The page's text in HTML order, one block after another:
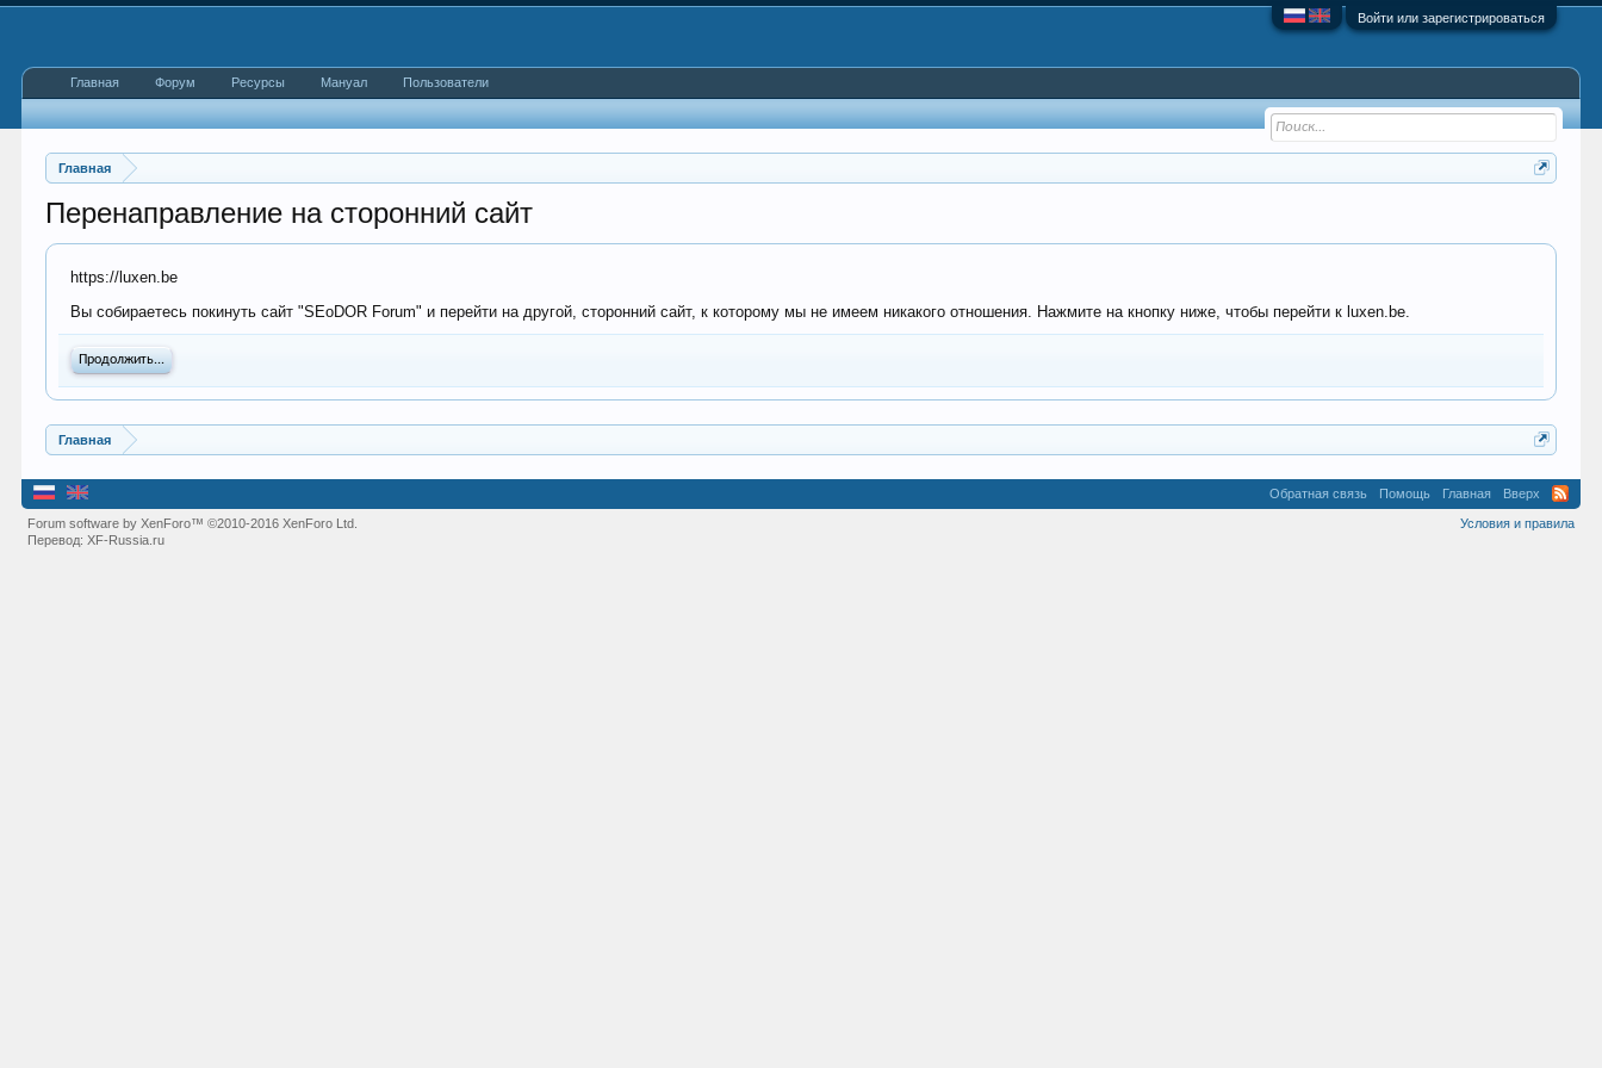
Войти или зарегистрироваться
Главная
Перенаправление на сторонний сайт
https://luxen.be
Вы собираетесь покинуть сайт "SEoDOR Forum" и перейти на другой, сторонний сайт, к которому мы не имеем никакого отношения. Нажмите на кнопку ниже, чтобы перейти к luxen.be.
Продолжить...
Главная
Главная Форум Ресурсы Мануал Пользователи
Обратная связь Помощь Главная Вверх
Условия и правила
Forum software by XenForo™©2010-2016 XenForo Ltd.
Перевод:XF-Russia.ru